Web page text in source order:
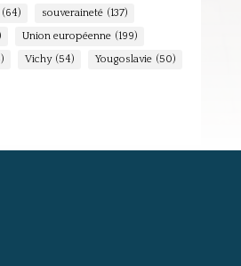
(64) souveraineté (137)
Union européenne (199)
Vichy (54) Yougoslavie (50)